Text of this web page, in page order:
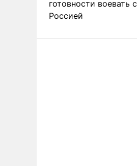
готовности воевать с
Россией